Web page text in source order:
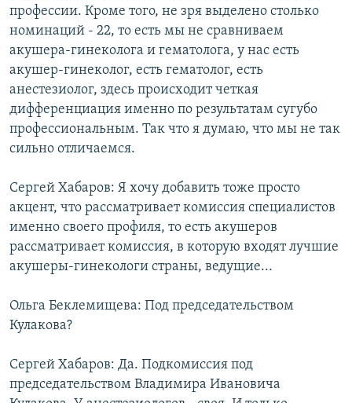
профессии. Кроме того, не зря выделено столько
номинаций - 22, то есть мы не сравниваем
акушера-гинеколога и гематолога, у нас есть
акушер-гинеколог, есть гематолог, есть
анестезиолог, здесь происходит четкая
дифференциация именно по результатам сугубо
профессиональным. Так что я думаю, что мы не так
сильно отличаемся.
Сергей Хабаров: Я хочу добавить тоже просто
акцент, что рассматривает комиссия специалистов
именно своего профиля, то есть акушеров
рассматривает комиссия, в которую входят лучшие
акушеры-гинекологи страны, ведущие...
Ольга Беклемищева: Под председательством
Кулакова?
Сергей Хабаров: Да. Подкомиссия под
председательством Владимира Ивановича